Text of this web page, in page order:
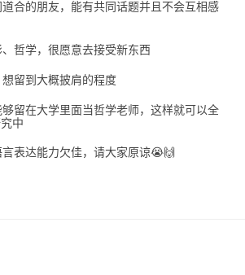
合的朋友，能有共同话题并且不会互相感
哲学，很愿意去接受新东西
想留到大概披肩的程度
够留在大学里面当哲学老师，这样就可以全
中
表达能力欠佳，请大家原谅😭🙌